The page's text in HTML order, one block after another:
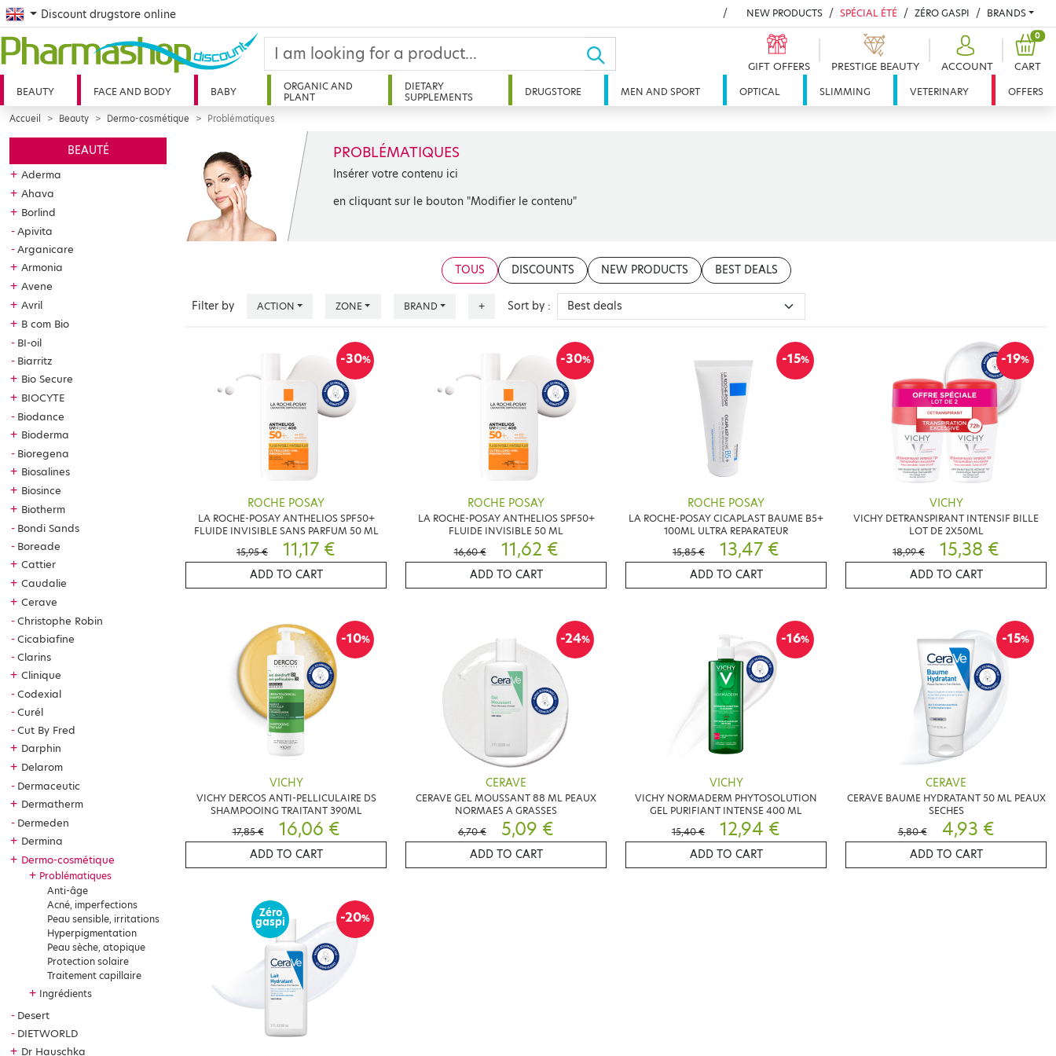
English
Discount drugstore online NEW PRODUCTS SPÉCIAL ÉTÉ ZÉRO GASPI BRANDS
GIFT OFFERS PRESTIGE BEAUTY ACCOUNT CART
0
BEAUTY FACE AND BODY BABY
ORGANIC AND
PLANT
DIETARY
SUPPLEMENTS
DRUGSTORE MEN AND SPORT OPTICAL SLIMMING VETERINARY OFFERS
Accueil Beauty Dermo-cosmétique Problématiques
BEAUTÉ
+ Aderma
+ Ahava
+ Borlind
Apivita
Arganicare
+ Armonia
+ Avene
+ Avril
+ B com Bio
BI-oil
Biarritz
+ Bio Secure
+ BIOCYTE
Biodance
+ Bioderma
Bioregena
+ Biosalines
+ Biosince
+ Biotherm
Bondi Sands
Boreade
+ Cattier
+ Caudalie
+ Cerave
Christophe Robin
Cicabiafine
Clarins
+ Clinique
Codexial
Curél
Cut By Fred
+ Darphin
+ Delarom
Dermaceutic
+ Dermatherm
Dermeden
+ Dermina
+ Dermo-cosmétique
+ Problématiques
Anti-âge
Acné, imperfections
Peau sensible, irritations
Hyperpigmentation
Peau sèche, atopique
Protection solaire
Traitement capillaire
+ Ingrédients
Desert
DIETWORLD
+ Dr Hauschka
PROBLÉMATIQUES
Insérer votre contenu ici
en cliquant sur le bouton "Modifier le contenu"
TOUS DISCOUNTS NEW PRODUCTS BEST DEALS
Filter by ACTION ZONE BRAND + Sort by :
-30%
ROCHE POSAY
LA ROCHE-POSAY ANTHELIOS SPF50+
FLUIDE INVISIBLE SANS PARFUM 50 ML
15,95 €
11,17 €
ADD TO CART
-30%
ROCHE POSAY
LA ROCHE-POSAY ANTHELIOS SPF50+
FLUIDE INVISIBLE 50 ML
16,60 €
11,62 €
ADD TO CART
-15%
ROCHE POSAY
LA ROCHE-POSAY CICAPLAST BAUME B5+
100ML ULTRA REPARATEUR
15,85 €
13,47 €
ADD TO CART
-19%
VICHY
VICHY DETRANSPIRANT INTENSIF BILLE
LOT DE 2X50ML
18,99 €
15,38 €
ADD TO CART
-10%
VICHY
VICHY DERCOS ANTI-PELLICULAIRE DS
SHAMPOOING TRAITANT 390ML
17,85 €
16,06 €
ADD TO CART
-24%
CERAVE
CERAVE GEL MOUSSANT 88 ML PEAUX
NORMAES A GRASSES
6,70 €
5,09 €
ADD TO CART
-16%
VICHY
VICHY NORMADERM PHYTOSOLUTION
GEL PURIFIANT INTENSE 400 ML
15,40 €
12,94 €
ADD TO CART
-15%
CERAVE
CERAVE BAUME HYDRATANT 50 ML PEAUX
SECHES
5,80 €
4,93 €
ADD TO CART
-20%
Zéro
gaspi